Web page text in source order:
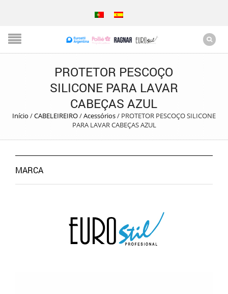
PROTETOR PESCOÇO
SILICONE PARA LAVAR
CABEÇAS AZUL
Início/CABELEIREIRO/Acessórios/ PROTETOR PESCOÇO SILICONE
PARA LAVAR CABEÇAS AZUL
MARCA